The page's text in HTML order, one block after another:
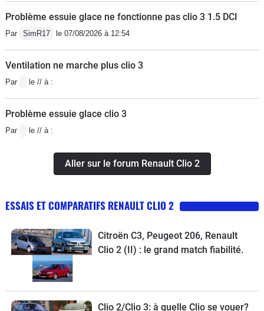
Problème essuie glace ne fonctionne pas clio 3 1.5 DCI
Par SimR17 le 07/08/2026 à 12:54
Ventilation ne marche plus clio 3
Par le // à :
Problème essuie glace clio 3
Par le // à :
Aller sur le forum Renault Clio 2
ESSAIS ET COMPARATIFS RENAULT CLIO 2
Citroën C3, Peugeot 206, Renault
Clio 2 (II) : le grand match fiabilité.
Clio 2/Clio 3: à quelle Clio se vouer?